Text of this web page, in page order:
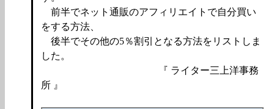
前半でネット通販のアフィリエイトで自分買い
をする方法、
後半でその他の5％割引となる方法をリストしま
した。
『 ライター三上洋事務
所 』